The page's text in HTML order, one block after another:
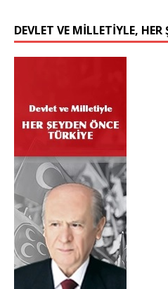
DEVLET VE MİLLETİYLE,